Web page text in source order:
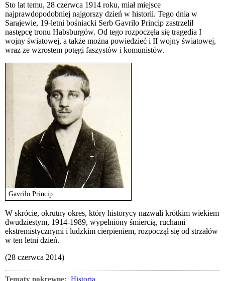
Sto lat temu, 28 czerwca 1914 roku, miał miejsce
najprawdopodobniej najgorszy dzień w historii. Tego dnia w
Sarajewie, 19-letni bośniacki Serb Gavrilo Princip zastrzelił
następcę tronu Habsburgów. Od tego rozpoczęła się tragedia I
wojny światowej, a także można powiedzieć i II wojny światowej,
wraz ze wzrostem potęgi faszystów i komunistów.
Gavrilo Princip
W skrócie, okrutny okres, który historycy nazwali krótkim wiekiem
dwudziestym, 1914-1989, wypełniony śmiercią, ruchami
ekstremistycznymi i ludzkim cierpieniem, rozpoczął się od strzałów
w ten letni dzień.
(28 czerwca 2014)
Tematy pokrewne: Historia